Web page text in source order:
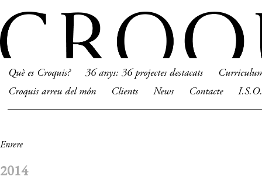
Què es Croquis? 36 anys: 36 projectes destacats
Croquis arreu del món
Clients News Contacte
Enrere
2014